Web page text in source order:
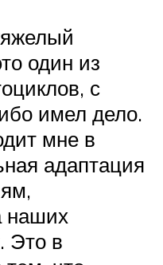
один из
с
имел дело.
мне в
адаптация
наших
Это в